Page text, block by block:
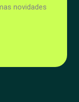
novidades